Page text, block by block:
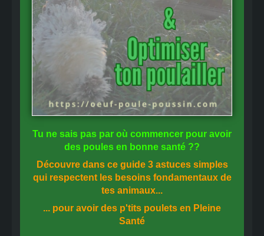
Tu ne sais pas par où commencer pour avoir
des poules en bonne santé ??
Découvre dans ce guide 3 astuces simples
qui respectent les besoins fondamentaux de
tes animaux...
... pour avoir des p'tits poulets en Pleine
Santé